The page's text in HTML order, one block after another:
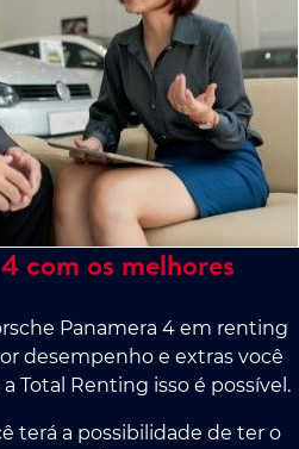
com os melhores
Panamera 4 em renting
desempenho e extras você
Total Renting isso é possível.
terá a possibilidade de ter o